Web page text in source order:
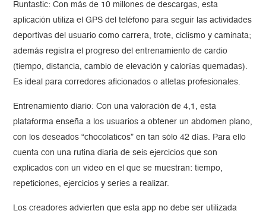
Runtastic: Con más de 10 millones de descargas, esta
aplicación utiliza el GPS del teléfono para seguir las actividades
deportivas del usuario como carrera, trote, ciclismo y caminata;
además registra el progreso del entrenamiento de cardio
(tiempo, distancia, cambio de elevación y calorías quemadas).
Es ideal para corredores aficionados o atletas profesionales.
Entrenamiento diario: Con una valoración de 4,1, esta
plataforma enseña a los usuarios a obtener un abdomen plano,
con los deseados “chocolaticos” en tan sólo 42 días. Para ello
cuenta con una rutina diaria de seis ejercicios que son
explicados con un video en el que se muestran: tiempo,
repeticiones, ejercicios y series a realizar.
Los creadores advierten que esta app no debe ser utilizada